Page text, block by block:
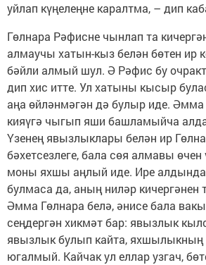
уйлап күңелеңне каралтма, – дип
Гөлнара Рәфисне чынлап та
алмаучы хатын-кыз белән бөтен ир
бәйли алмый шул. Ә Рәфис бу
дип хис итте. Ул хатыны кысыр
аңа өйләнмәгән дә булыр иде.
кияүгә чыгып яши башламыйча
Үзенең явызлыклары белән ир
бәхетсезлеге, бала сөя алмавы
моны яхшы аңлый иде. Ире
булмаса да, аның ниләр кичергәнен
Әмма Гөлнара белә, әнисе бала
сеңдергән хикмәт бар: явызлык
явызлык булып кайта, яхшылыкның
югалмый. Кайчак ул еллар узгач,